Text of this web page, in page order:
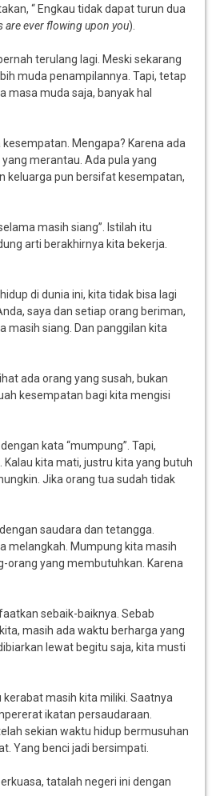
“ Engkau tidak dapat turun dua
are ever flowing upon you).
terulang lagi. Meski sekarang
muda penampilannya. Tapi, tetap
masa muda saja, banyak hal
Mengapa? Karena ada
merantau. Ada pula yang
keluarga pun bersifat kesempatan,
masih siang”. Istilah itu
arti berakhirnya kita bekerja.
di dunia ini, kita tidak bisa lagi
saya dan setiap orang beriman,
masih siang. Dan panggilan kita
ada orang yang susah, bukan
kesempatan bagi kita mengisi
kata “mumpung”. Tapi,
kita mati, justru kita yang butuh
Jika orang tua sudah tidak
saudara dan tetangga.
melangkah. Mumpung kita masih
orang yang membutuhkan. Karena
sebaik-baiknya. Sebab
masih ada waktu berharga yang
lewat begitu saja, kita musti
masih kita miliki. Saatnya
ikatan persaudaraan.
sekian waktu hidup bermusuhan
Yang benci jadi bersimpati.
tatalah negeri ini dengan